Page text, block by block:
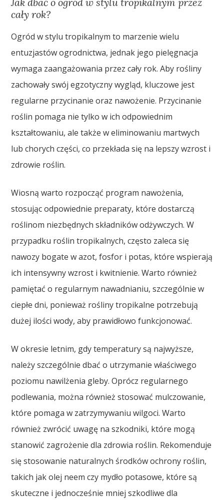
cały rok?
Ogród w stylu tropikalnym to marzenie wielu
entuzjastów ogrodnictwa, jednak jego pielęgnacja
wymaga zaangażowania przez cały rok. Aby rośliny
zachowały swój egzotyczny wygląd, kluczowe jest
regularne przycinanie oraz nawożenie. Przycinanie
roślin pomaga nie tylko w ich odpowiednim
kształtowaniu, ale także w eliminowaniu martwych
lub chorych części, co przekłada się na lepszy wzrost i
zdrowie roślin.
Wiosną warto rozpocząć program nawożenia,
stosując odpowiednie preparaty, które dostarczą
roślinom niezbędnych składników odżywczych. W
przypadku roślin tropikalnych, często zaleca się
nawozy bogate w azot, fosfor i potas, które wspierają
ich intensywny wzrost i kwitnienie. Warto również
pamiętać o regularnym nawadnianiu, szczególnie w
ciepłe dni, ponieważ rośliny tropikalne potrzebują
dużej ilości wody, aby prawidłowo funkcjonować.
W okresie letnim, gdy temperatury są najwyższe,
należy szczególnie dbać o utrzymanie właściwego
poziomu nawilżenia gleby. Oprócz regularnego
podlewania, można również stosować mulczowanie,
które pomaga w zatrzymywaniu wilgoci. Warto
również zwrócić uwagę na szkodniki, które mogą
stanowić zagrożenie dla zdrowia roślin. Rekomenduje
się stosowanie naturalnych środków ochrony roślin,
takich jak olej neem czy mydło potasowe, które są
skuteczne i jednocześnie mniej szkodliwe dla